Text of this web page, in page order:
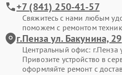
+7 (841) 250-41-57
Свяжитесь с нами любым
поможем с ремонтом
г.Пенза ул. Бакунина, 29
Центральный офис: г.Пенза
Привозите устройство в
оформляйте ремонт с